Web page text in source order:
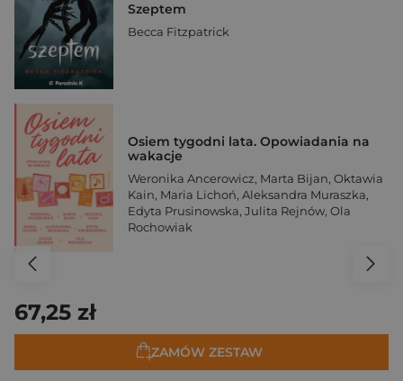
Szeptem
Becca Fitzpatrick
Osiem tygodni lata. Opowiadania na
wakacje
Weronika Ancerowicz, Marta Bijan, Oktawia
Kain, Maria Lichoń, Aleksandra Muraszka,
Edyta Prusinowska, Julita Rejnów, Ola
Rochowiak
67,25 zł
ZAMÓW ZESTAW